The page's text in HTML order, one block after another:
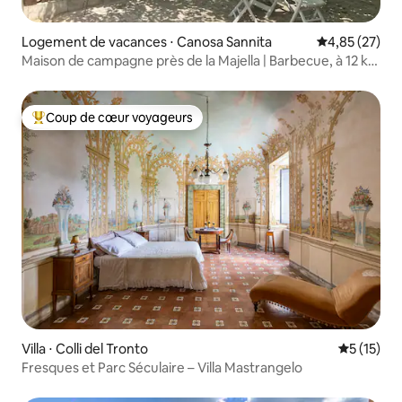
Logement de vacances ⋅ Canosa Sannita Évaluation
4,85 (27)
Maison de campagne près de la Majella | Barbecue, à 12 km
Coups de cœur voyageurs les plus appréciés
Coup de cœur voyageurs
Villa ⋅ Colli del Tronto
5 (15)
Fresques et Parc Séculaire – Villa Mastrangelo